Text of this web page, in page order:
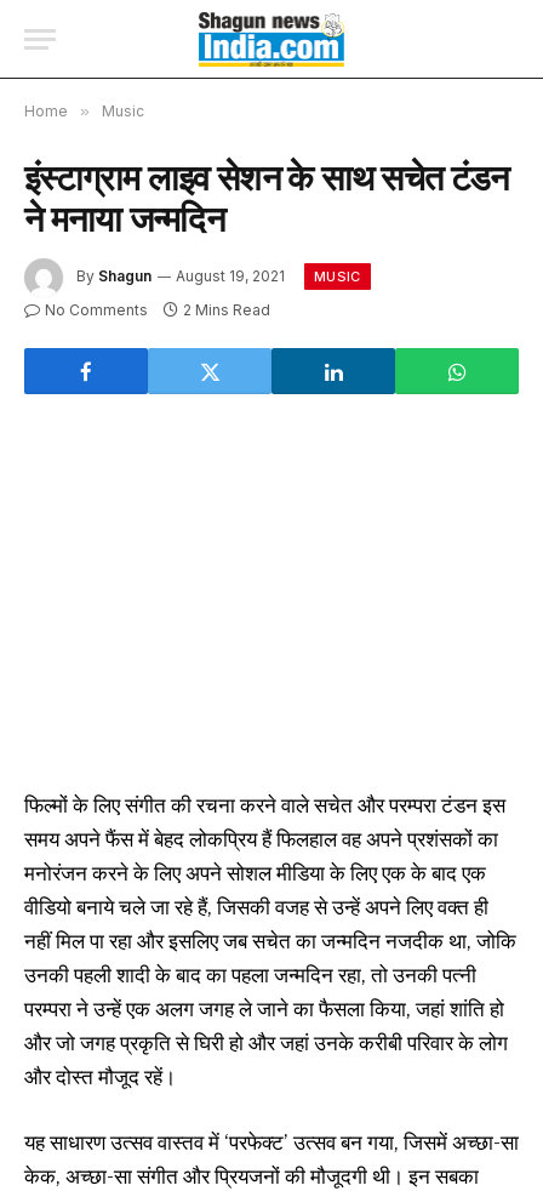
Home » Music
इंस्टाग्राम लाइव सेशन के साथ सचेत टंडन
ने मनाया जन्मदिन
By Shagun August 19, 2021 MUSIC
No Comments 2 Mins Read
फिल्मों के लिए संगीत की रचना करने वाले सचेत और परम्परा टंडन इस
समय अपने फैंस में बेहद लोकप्रिय हैं फिलहाल वह अपने प्रशंसकों का
मनोरंजन करने के लिए अपने सोशल मीडिया के लिए एक के बाद एक
वीडियो बनाये चले जा रहे हैं, जिसकी वजह से उन्हें अपने लिए वक्त ही
नहीं मिल पा रहा और इसलिए जब सचेत का जन्मदिन नजदीक था, जोकि
उनकी पहली शादी के बाद का पहला जन्मदिन रहा, तो उनकी पत्नी
परम्परा ने उन्हें एक अलग जगह ले जाने का फैसला किया, जहां शांति हो
और जो जगह प्रकृति से घिरी हो और जहां उनके करीबी परिवार के लोग
और दोस्त मौजूद रहें।
यह साधारण उत्सव वास्तव में ‘परफेक्ट’ उत्सव बन गया, जिसमें अच्छा-सा
केक, अच्छा-सा संगीत और प्रियजनों की मौजूदगी थी। इन सबका